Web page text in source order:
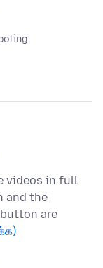
videos in full
and the
are